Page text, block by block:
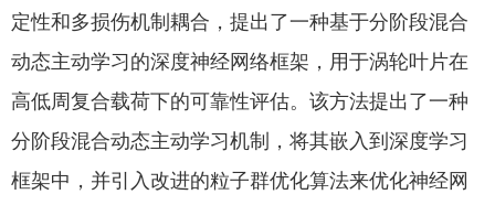
OA
办事大厅
定性和多损伤机制耦合，提出了一种基于分阶段混合
动态主动学习的深度神经网络框架，用于涡轮叶片在
高低周复合载荷下的可靠性评估。该方法提出了一种
分阶段混合动态主动学习机制，将其嵌入到深度学习
框架中，并引入改进的粒子群优化算法来优化神经网